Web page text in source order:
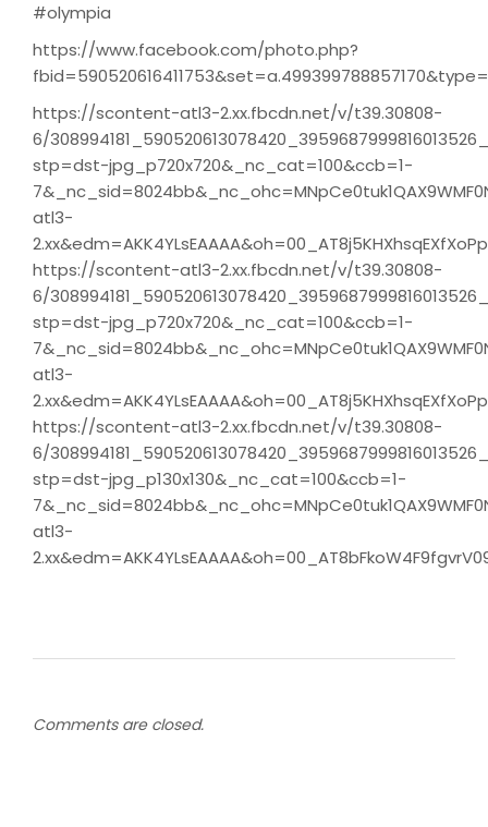
#olympia
https://www.facebook.com/photo.php?
https://scontent-atl3-2.xx.fbcdn.net/v/t39.30808-
6/
stp=dst-jpg_p720x720&_nc_cat=100&ccb=1-
atl3-
https://scontent-atl3-2.xx.fbcdn.net/v/t39.30808-
6/
stp=dst-jpg_p720x720&_nc_cat=100&ccb=1-
atl3-
https://scontent-atl3-2.xx.fbcdn.net/v/t39.30808-
6/
stp=dst-jpg_p130x130&_nc_cat=100&ccb=1-
atl3-
Comments are closed.